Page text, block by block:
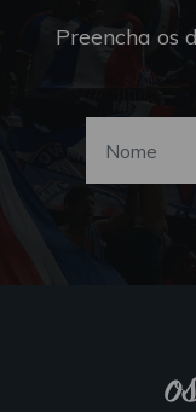
Preencha os